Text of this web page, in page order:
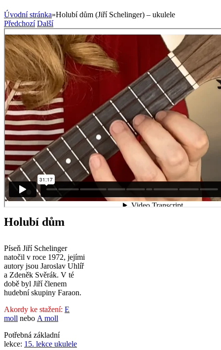
Úvodní stránka»Holubí dům (Jiří Schelinger) – ukulele
Předchozí Další
Holubí dům
Píseň Jiří Schelinger
natočil v roce 1972, jejími
autory jsou Jaroslav Uhlíř
a Zdeněk Svěrák. V té
době byl Jiří členem
hudební skupiny Faraon.
Akordy ke stažení: E
moll nebo A moll
Potřebná základní
lekce: 15. lekce ukulele